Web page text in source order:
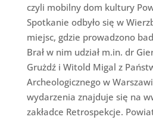
czyli mobilny dom kultury
Spotkanie odbyło się w
miejsc, gdzie prowadzono
Brał w nim udział m.in. dr
Grużdź i Witold Migal z
Archeologicznego w
wydarzenia znajduje się na
zakładce Retrospekcje.